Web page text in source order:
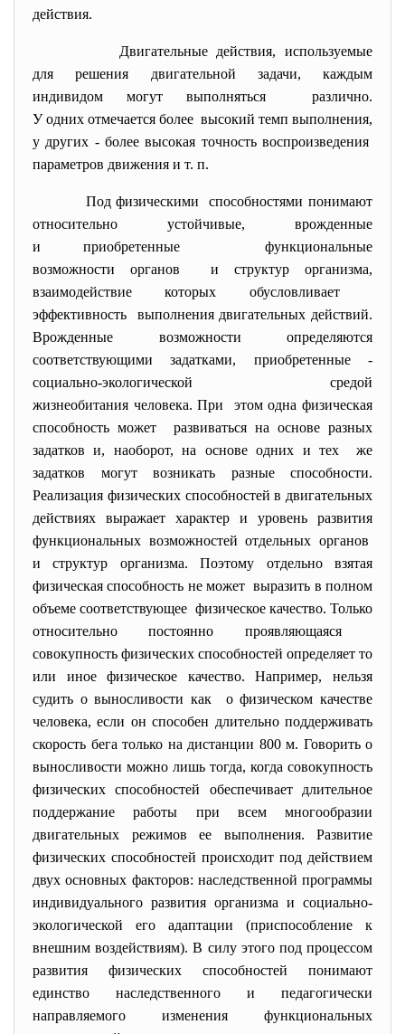
действия.
Двигательные действия, используемые
для решения двигательной задачи, каждым
индивидом могут выполняться различно.
У одних отмечается более высокий темп выполнения,
у других - более высокая точность воспроизведения
параметров движения и т. п.
Под физическими способностями понимают
относительно устойчивые, врожденные
и приобретенные функциональные
возможности органов и структур организма,
взаимодействие которых обусловливает
эффективность выполнения двигательных действий.
Врожденные возможности определяются
соответствующими задатками, приобретенные -
социально-экологической средой
жизнеобитания человека. При этом одна физическая
способность может развиваться на основе разных
задатков и, наоборот, на основе одних и тех же
задатков могут возникать разные способности.
Реализация физических способностей в двигательных
действиях выражает характер и уровень развития
функциональных возможностей отдельных органов
и структур организма. Поэтому отдельно взятая
физическая способность не может выразить в полном
объеме соответствующее физическое качество. Только
относительно постоянно проявляющаяся
совокупность физических способностей определяет то
или иное физическое качество. Например, нельзя
судить о выносливости как о физическом качестве
человека, если он способен длительно поддерживать
скорость бега только на дистанции 800 м. Говорить о
выносливости можно лишь тогда, когда совокупность
физических способностей обеспечивает длительное
поддержание работы при всем многообразии
двигательных режимов ее выполнения. Развитие
физических способностей происходит под действием
двух основных факторов: наследственной программы
индивидуального развития организма и социально-
экологической его адаптации (приспособление к
внешним воздействиям). В силу этого под процессом
развития физических способностей понимают
единство наследственного и педагогически
направляемого изменения функциональных